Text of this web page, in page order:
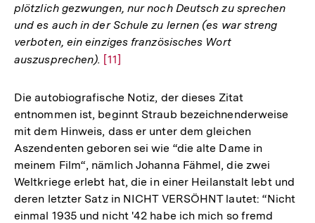
plötzlich gezwungen, nur noch Deutsch zu sprechen
und es auch in der Schule zu lernen (es war streng
verboten, ein einziges französisches Wort
auszusprechen). Zur
der
Fußnote
[11]
Die autobiografische Notiz, der dieses Zitat
entnommen ist, beginnt Straub bezeichnenderweise
mit dem Hinweis, dass er unter dem gleichen
Aszendenten geboren sei wie “die alte Dame in
meinem Film“, nämlich Johanna Fähmel, die zwei
Weltkriege erlebt hat, die in einer Heilanstalt lebt und
deren letzter Satz in NICHT VERSÖHNT lautet: “Nicht
einmal 1935 und nicht '42 habe ich mich so fremd